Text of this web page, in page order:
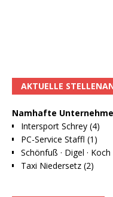
AKTUELLE
Namhafte
Intersport Schrey (4)
PC-Service Staffl (1)
Schönfuß · Digel ·
Taxi Niedersetz (2)